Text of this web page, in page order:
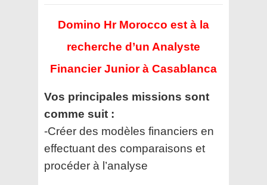
Domino Hr Morocco est à la
recherche d’un Analyste
Financier Junior à Casablanca
Vos principales missions sont
comme suit :
-Créer des modèles financiers en
effectuant des comparaisons et
procéder à l’analyse